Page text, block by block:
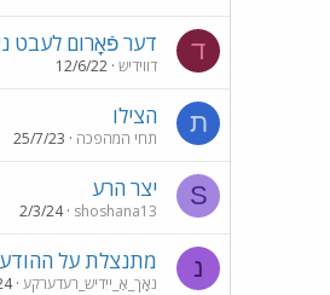
ד דער פֿאָרום לעבט
דווידיש 12/6/22
ת הצילו
תחי המהפכה 25/7/23
S יצר הרע
shoshana13
2/3/24
נ מתנצלת על
נאָך_אַ_ייִדיש_רעדערקע